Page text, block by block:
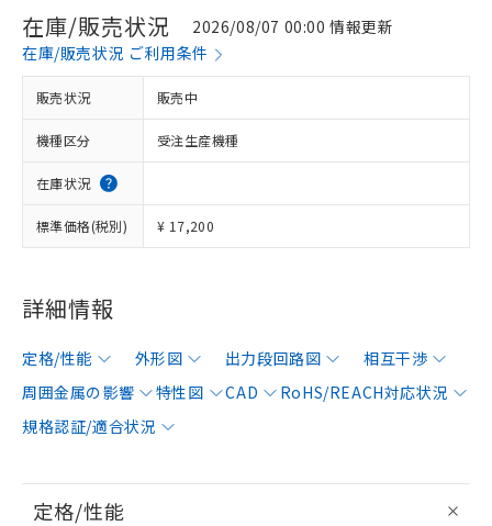
在庫/販売状況
2026/08/07 00:00 情報更新
在庫/販売状況 ご利用条件
販売状況 販売中
機種区分 受注生産機種
在庫状況
標準価格(税別) ¥ 17,200
詳細情報
定格/性能 外形図 出力段回路図
相互干渉
周囲金属の影響
特性図 CAD
RoHS/REACH対応状況
規格認証/適合状況
定格/性能